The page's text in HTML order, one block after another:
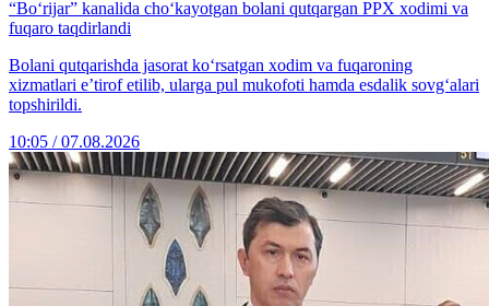
“Bo‘rijar” kanalida cho‘kayotgan bolani qutqargan PPX xodimi va
fuqaro taqdirlandi
Bolani qutqarishda jasorat ko‘rsatgan xodim va fuqaroning
xizmatlari e’tirof etilib, ularga pul mukofoti hamda esdalik sovg‘alari
topshirildi.
10:05 / 07.08.2026